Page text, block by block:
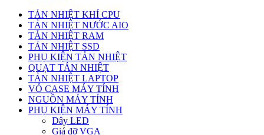
TẢN NHIỆT KHÍ CPU
TẢN NHIỆT NƯỚC AIO
TẢN NHIỆT RAM
TẢN NHIỆT SSD
PHỤ KIỆN TẢN NHIỆT
QUẠT TẢN NHIỆT
TẢN NHIỆT LAPTOP
VỎ CASE MÁY TÍNH
NGUỒN MÁY TÍNH
PHỤ KIỆN MÁY TÍNH
Dây LED
Giá đỡ VGA